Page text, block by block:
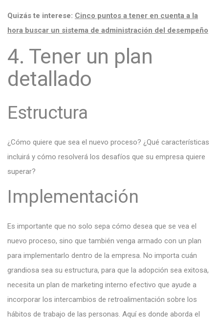
Quizás te interese: Cinco puntos a tener en cuenta a la
hora buscar un sistema de administración del desempeño
4. Tener un plan
detallado
Estructura
¿Cómo quiere que sea el nuevo proceso? ¿Qué características
incluirá y cómo resolverá los desafíos que su empresa quiere
superar?
Implementación
Es importante que no solo sepa cómo desea que se vea el
nuevo proceso, sino que también venga armado con un plan
para implementarlo dentro de la empresa. No importa cuán
grandiosa sea su estructura, para que la adopción sea exitosa,
necesita un plan de marketing interno efectivo que ayude a
incorporar los intercambios de retroalimentación sobre los
hábitos de trabajo de las personas. Aquí es donde aborda el